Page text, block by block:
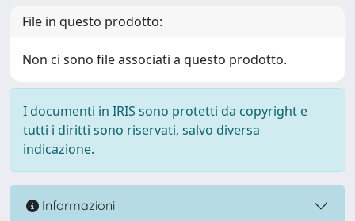
File in questo prodotto:
Non ci sono file associati a questo prodotto.
I documenti in IRIS sono protetti da copyright e
tutti i diritti sono riservati, salvo diversa
indicazione.
Informazioni